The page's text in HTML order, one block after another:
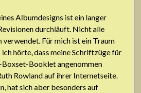
Albumdesigns ist ein langer
durchläuft. Nicht alle
verwendet. Für mich ist ein Traum
hörte, dass meine Schriftzüge für
Booklet angenommen
Rowland auf ihrer Internetseite.
hat sich aber besonders auf